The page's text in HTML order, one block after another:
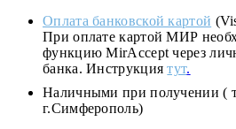
Оплата банковской картой
При оплате картой МИР
функцию MirAccept через
банка. Инструкциятут.
Наличными при получении (
г.Симферополь)